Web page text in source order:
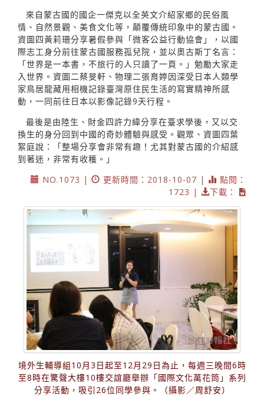
來自蒙古國的國企一傑克以全英文介紹家鄉的民俗風
情、自然景觀、美食文化等，顛覆傳統印象中的蒙古國。
資圖四黃莉珊分享暑假參與「微客公益行動協會」，以國
際志工身分前往蒙古國服務孤兒院，並以奧古斯丁名言：
「世界是一本書，不旅行的人只讀了一頁。」勉勵大家走
入世界。資圖二蔡旻軒、物理二張育婷因深受日本人類學
家鳥居龍藏用相機記錄臺灣原住民生活的寫實精神所感
動，一同前往日本以影像記錄9天行程。
最後是由陸生、財金四許力緯分享在臺求學後，又以交
換生的身分回到中國的奇妙體驗與感受。觀眾、資圖四葉
絮庭說：「整場分享會非常有趣！尤其對蒙古國的介紹感
到著迷，非常有收穫。」
NO.1073 |
更新時間：2018-10-07 |
點閱：
1723 |
下載：
境外生輔導組10月3日起至12月29日為止，每週三晚間6時
至8時在驚聲大樓10樓交誼廳舉辦「國際文化萬花筒」系列
分享活動，吸引26位同學參與。（攝影／周舒安）